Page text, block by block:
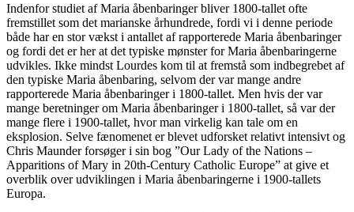
Indenfor studiet af Maria åbenbaringer bliver 1800-tallet ofte
fremstillet som det marianske århundrede, fordi vi i denne periode
både har en stor vækst i antallet af rapporterede Maria åbenbaringer
og fordi det er her at det typiske mønster for Maria åbenbaringerne
udvikles. Ikke mindst Lourdes kom til at fremstå som indbegrebet af
den typiske Maria åbenbaring, selvom der var mange andre
rapporterede Maria åbenbaringer i 1800-tallet. Men hvis der var
mange beretninger om Maria åbenbaringer i 1800-tallet, så var der
mange flere i 1900-tallet, hvor man virkelig kan tale om en
eksplosion. Selve fænomenet er blevet udforsket relativt intensivt og
Chris Maunder forsøger i sin bog ”Our Lady of the Nations –
Apparitions of Mary in 20th-Century Catholic Europe” at give et
overblik over udviklingen i Maria åbenbaringerne i 1900-tallets
Europa.